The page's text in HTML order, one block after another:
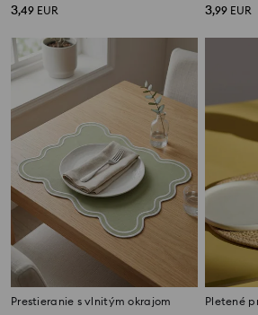
3,49 EUR 3,99 EUR
Prestieranie s vlnitým okrajom Pletené